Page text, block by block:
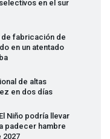
en el sur
de fabricación de
en un atentado
de altas
en dos días
Niño podría llevar
padecer hambre
2027